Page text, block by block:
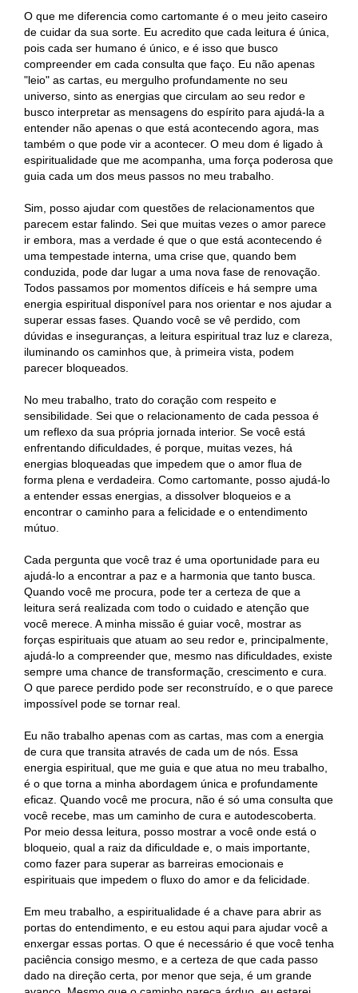
O que me diferencia como cartomante é o meu jeito caseiro
de cuidar da sua sorte. Eu acredito que cada leitura é única,
pois cada ser humano é único, e é isso que busco
compreender em cada consulta que faço. Eu não apenas
"leio" as cartas, eu mergulho profundamente no seu
universo, sinto as energias que circulam ao seu redor e
busco interpretar as mensagens do espírito para ajudá-la a
entender não apenas o que está acontecendo agora, mas
também o que pode vir a acontecer. O meu dom é ligado à
espiritualidade que me acompanha, uma força poderosa que
guia cada um dos meus passos no meu trabalho.
Sim, posso ajudar com questões de relacionamentos que
parecem estar falindo. Sei que muitas vezes o amor parece
ir embora, mas a verdade é que o que está acontecendo é
uma tempestade interna, uma crise que, quando bem
conduzida, pode dar lugar a uma nova fase de renovação.
Todos passamos por momentos difíceis e há sempre uma
energia espiritual disponível para nos orientar e nos ajudar a
superar essas fases. Quando você se vê perdido, com
dúvidas e inseguranças, a leitura espiritual traz luz e clareza,
iluminando os caminhos que, à primeira vista, podem
parecer bloqueados.
No meu trabalho, trato do coração com respeito e
sensibilidade. Sei que o relacionamento de cada pessoa é
um reflexo da sua própria jornada interior. Se você está
enfrentando dificuldades, é porque, muitas vezes, há
energias bloqueadas que impedem que o amor flua de
forma plena e verdadeira. Como cartomante, posso ajudá-lo
a entender essas energias, a dissolver bloqueios e a
encontrar o caminho para a felicidade e o entendimento
mútuo.
Cada pergunta que você traz é uma oportunidade para eu
ajudá-lo a encontrar a paz e a harmonia que tanto busca.
Quando você me procura, pode ter a certeza de que a
leitura será realizada com todo o cuidado e atenção que
você merece. A minha missão é guiar você, mostrar as
forças espirituais que atuam ao seu redor e, principalmente,
ajudá-lo a compreender que, mesmo nas dificuldades, existe
sempre uma chance de transformação, crescimento e cura.
O que parece perdido pode ser reconstruído, e o que parece
impossível pode se tornar real.
Eu não trabalho apenas com as cartas, mas com a energia
de cura que transita através de cada um de nós. Essa
energia espiritual, que me guia e que atua no meu trabalho,
é o que torna a minha abordagem única e profundamente
eficaz. Quando você me procura, não é só uma consulta que
você recebe, mas um caminho de cura e autodescoberta.
Por meio dessa leitura, posso mostrar a você onde está o
bloqueio, qual a raiz da dificuldade e, o mais importante,
como fazer para superar as barreiras emocionais e
espirituais que impedem o fluxo do amor e da felicidade.
Em meu trabalho, a espiritualidade é a chave para abrir as
portas do entendimento, e eu estou aqui para ajudar você a
enxergar essas portas. O que é necessário é que você tenha
paciência consigo mesmo, e a certeza de que cada passo
dado na direção certa, por menor que seja, é um grande